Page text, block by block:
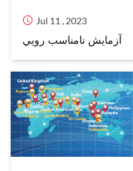
 Jul 11 , 2023
آزمايش نامناسب رويي